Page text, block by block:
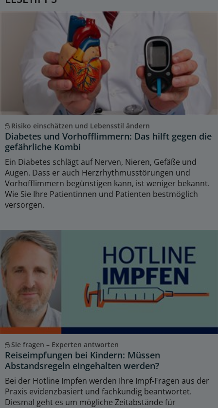
Risiko einschätzen und Lebensstil ändern
Diabetes und Vorhofflimmern: Das hilft gegen die
gefährliche Kombi
Ein Diabetes schlägt auf Nerven, Nieren, Gefäße und
Augen. Dass er auch Herzrhythmusstörungen und
Vorhofflimmern begünstigen kann, ist weniger bekannt.
Wie Sie Ihre Patientinnen und Patienten bestmöglich
versorgen.
Sie fragen – Experten antworten
Reiseimpfungen bei Kindern: Müssen
Abstandsregeln eingehalten werden?
Bei der Hotline Impfen werden Ihre Impf-Fragen aus der
Praxis evidenzbasiert und fachkundig beantwortet.
Diesmal geht es um mögliche Zeitabstände für